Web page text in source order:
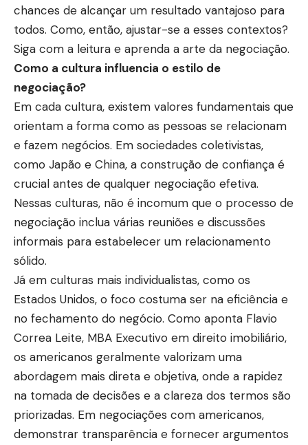
chances de alcançar um resultado vantajoso para
todos. Como, então, ajustar-se a esses contextos?
Siga com a leitura e aprenda a arte da negociação.
Como a cultura influencia o estilo de
negociação?
Em cada cultura, existem valores fundamentais que
orientam a forma como as pessoas se relacionam
e fazem negócios. Em sociedades coletivistas,
como Japão e China, a construção de confiança é
crucial antes de qualquer negociação efetiva.
Nessas culturas, não é incomum que o processo de
negociação inclua várias reuniões e discussões
informais para estabelecer um relacionamento
sólido.
Já em culturas mais individualistas, como os
Estados Unidos, o foco costuma ser na eficiência e
no fechamento do negócio. Como aponta Flavio
Correa Leite, MBA Executivo em direito imobiliário,
os americanos geralmente valorizam uma
abordagem mais direta e objetiva, onde a rapidez
na tomada de decisões e a clareza dos termos são
priorizadas. Em negociações com americanos,
demonstrar transparência e fornecer argumentos